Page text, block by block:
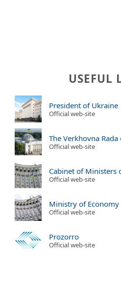
USEFUL
President of Ukraine
Official web-site
The Verkhovna
Official web-site
Cabinet of Ministers
Official web-site
Ministry of
Official web-site
Prozorro
Official web-site